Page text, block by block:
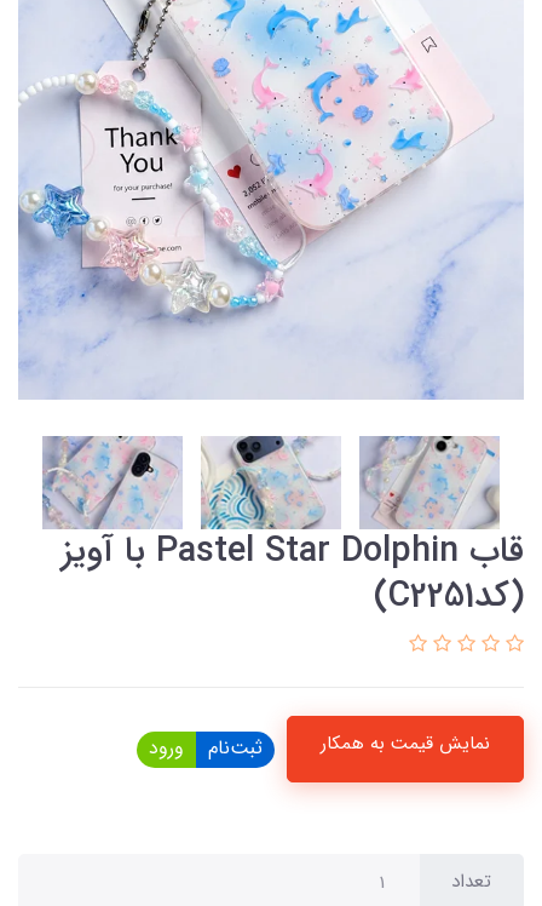
قاب Pastel Star Dolphin با آویز
(کدC2251)
نمایش قیمت به همکار ثبت‌نام ورود
تعداد